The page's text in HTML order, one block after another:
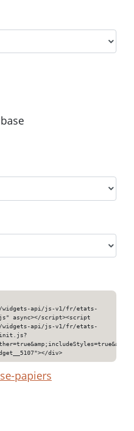
api/js-v1/fr/etats-
async></script><script
api/js-v1/fr/etats-
init.js?
div>
papiers